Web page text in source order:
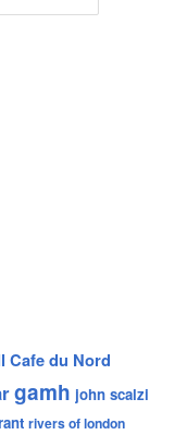
Cafe du Nord
gamh john scalzi
rivers of london